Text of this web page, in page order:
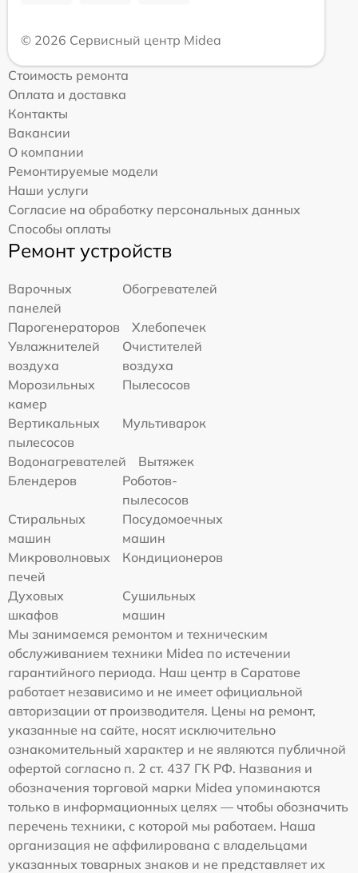
© 2026 Сервисный центр Midea
Стоимость ремонта
Оплата и доставка
Контакты
Вакансии
О компании
Ремонтируемые модели
Наши услуги
Согласие на обработку персональных данных
Способы оплаты
Ремонт устройств
Варочных
панелей
Обогревателей
Парогенераторов
Хлебопечек
Увлажнителей
воздуха
Очистителей
воздуха
Морозильных
камер
Пылесосов
Вертикальных
пылесосов
Мультиварок
Водонагревателей
Вытяжек
Блендеров
Роботов-
пылесосов
Стиральных
машин
Посудомоечных
машин
Микроволновых
печей
Кондиционеров
Духовых
шкафов
Сушильных
машин
Мы занимаемся ремонтом и техническим
обслуживанием техники Midea по истечении
гарантийного периода. Наш центр в Саратове
работает независимо и не имеет официальной
авторизации от производителя. Цены на ремонт,
указанные на сайте, носят исключительно
ознакомительный характер и не являются публичной
офертой согласно п. 2 ст. 437 ГК РФ. Названия и
обозначения торговой марки Midea упоминаются
только в информационных целях — чтобы обозначить
перечень техники, с которой мы работаем. Наша
организация не аффилирована с владельцами
указанных товарных знаков и не представляет их